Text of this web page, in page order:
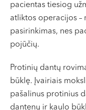
pacientas tiesiog
atliktos operacijos –
pasirinkimas, nes
pojūčių.
Protinių dantų
būklę. Įvairiais
pašalinus protinius
dantenų ir kaulo